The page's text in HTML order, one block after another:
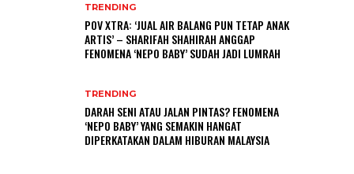
TRENDING
POV XTRA: ‘JUAL AIR BALANG PUN TETAP ANAK
ARTIS’ – SHARIFAH SHAHIRAH ANGGAP
FENOMENA ‘NEPO BABY’ SUDAH JADI LUMRAH
TRENDING
DARAH SENI ATAU JALAN PINTAS? FENOMENA
‘NEPO BABY’ YANG SEMAKIN HANGAT
DIPERKATAKAN DALAM HIBURAN MALAYSIA